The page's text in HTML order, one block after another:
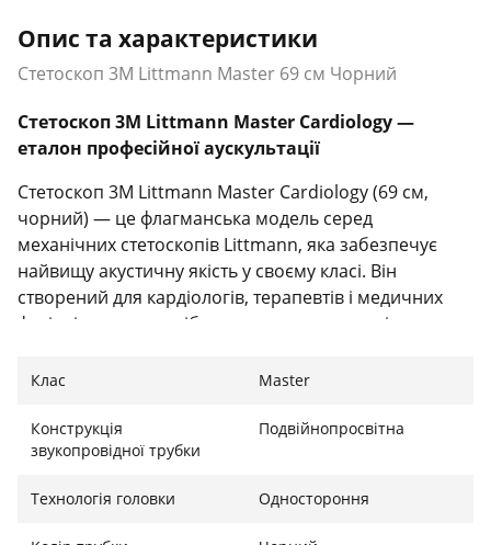
Опис та характеристики
Стетоскоп 3M Littmann Master 69 см Чорний
Стетоскоп 3M Littmann Master Cardiology —
еталон професійної аускультації
Стетоскоп 3M Littmann Master Cardiology (69 см,
чорний) — це флагманська модель серед
механічних стетоскопів Littmann, яка забезпечує
найвищу акустичну якість у своєму класі. Він
створений для кардіологів, терапевтів і медичних
фахівців, яким потрібна максимальна точність звуку.
навіть найдрібніші відтінки серцевих і легеневих
клінічній діагностиці.
Технологія регульованої діафрагми дає змогу легко
Клас Master
Конструкція
звукопровідної трубки
Подвійнопросвітна
Технологія головки Одностороння